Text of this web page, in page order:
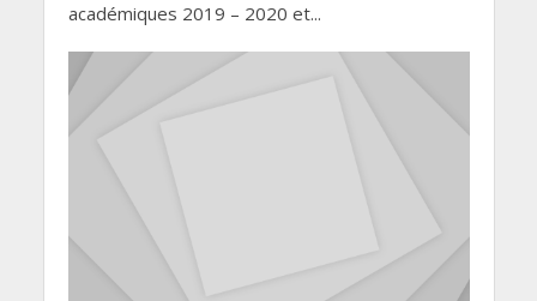
académiques 2019 – 2020 et...